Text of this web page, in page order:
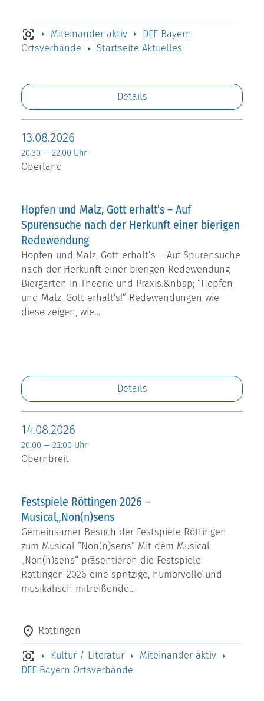
Miteinander aktiv
DEF Bayern
Ortsverbände
Startseite Aktuelles
Details
13.08.2026
20:30 — 22:00 Uhr
Oberland
Hopfen und Malz, Gott erhalt’s – Auf
Spurensuche nach der Herkunft einer bierigen
Redewendung
Hopfen und Malz, Gott erhalt’s – Auf Spurensuche
nach der Herkunft einer bierigen Redewendung
Biergarten in Theorie und Praxis.&nbsp; “Hopfen
und Malz, Gott erhalt's!” Redewendungen wie
diese zeigen, wie…
Details
14.08.2026
20:00 — 22:00 Uhr
Obernbreit
Festspiele Röttingen 2026 –
Musical„Non(n)sens
Gemeinsamer Besuch der Festspiele Röttingen
zum Musical “Non(n)sens” Mit dem Musical
„Non(n)sens“ präsentieren die Festspiele
Röttingen 2026 eine spritzige, humorvolle und
musikalisch mitreißende…
Röttingen
Kultur / Literatur
Miteinander aktiv
DEF Bayern Ortsverbände